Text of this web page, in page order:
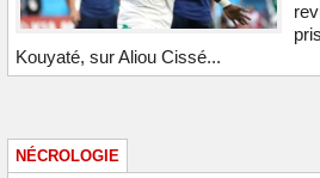
Kouyaté, sur Aliou Cissé...
NÉCROLOGIE